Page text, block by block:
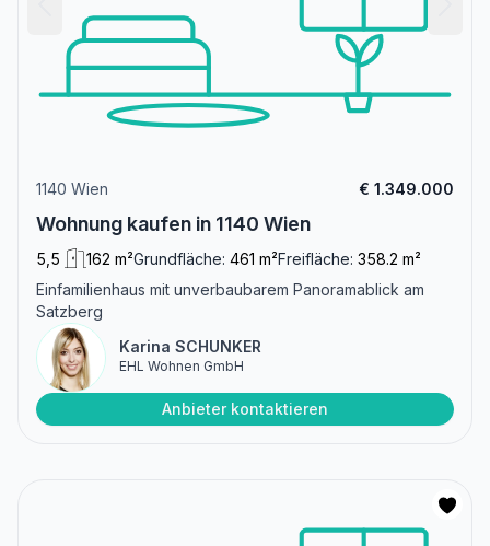
1140 Wien € 1.349.000
Wohnung kaufen in 1140 Wien
5,5 162 m²Grundfläche: 461 m²Freifläche: 358.2 m²
Einfamilienhaus mit unverbaubarem Panoramablick am
Satzberg
Karina SCHUNKER
EHL Wohnen GmbH
Anbieter kontaktieren